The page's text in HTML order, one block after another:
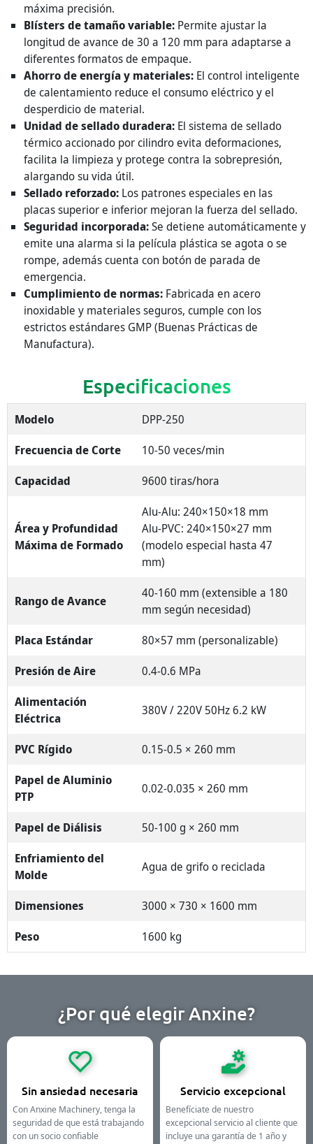
máxima precisión.
Blísters de tamaño variable: Permite ajustar la
longitud de avance de 30 a 120 mm para adaptarse a
diferentes formatos de empaque.
Ahorro de energía y materiales: El control inteligente
de calentamiento reduce el consumo eléctrico y el
desperdicio de material.
Unidad de sellado duradera: El sistema de sellado
térmico accionado por cilindro evita deformaciones,
facilita la limpieza y protege contra la sobrepresión,
alargando su vida útil.
Sellado reforzado: Los patrones especiales en las
placas superior e inferior mejoran la fuerza del sellado.
Seguridad incorporada:Se detiene automáticamente y
emite una alarma si la película plástica se agota o se
rompe, además cuenta con botón de parada de
emergencia.
Cumplimiento de normas: Fabricada en acero
inoxidable y materiales seguros, cumple con los
estrictos estándares GMP (Buenas Prácticas de
Manufactura).
Especificaciones
Modelo
DPP-250
Frecuencia de Corte
10-50 veces/min
Capacidad
9600 tiras/hora
Área y Profundidad
Máxima de Formado
Alu-Alu: 240×150×18 mm
Alu-PVC: 240×150×27 mm
(modelo especial hasta 47
mm)
Rango de Avance
40-160 mm (extensible a 180
mm según necesidad)
Placa Estándar
80×57 mm (personalizable)
Presión de Aire
0.4-0.6 MPa
Alimentación
Eléctrica
380V / 220V 50Hz 6.2 kW
PVC Rígido
0.15-0.5 × 260 mm
Papel de Aluminio
PTP
0.02-0.035 × 260 mm
Papel de Diálisis
50-100 g × 260 mm
Enfriamiento del
Molde
Agua de grifo o reciclada
Dimensiones
3000 × 730 × 1600 mm
Peso
1600 kg
¿Por qué elegir Anxine?
Sin ansiedad necesaria
Con Anxine Machinery, tenga la
seguridad de que está trabajando
con un socio confiable
Servicio excepcional
Benefíciate de nuestro
excepcional servicio al cliente que
incluye una garantía de 1 año y